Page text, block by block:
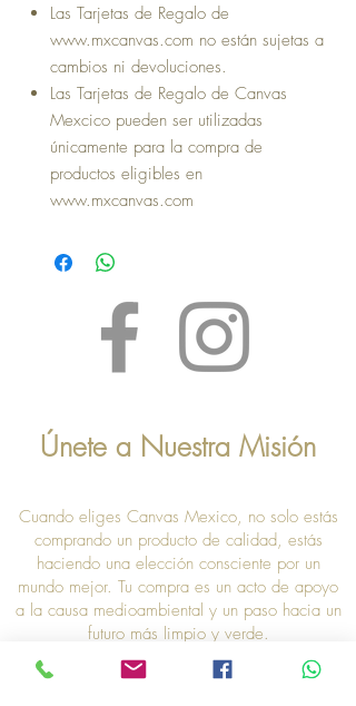
Las Tarjetas de Regalo de
www.mxcanvas.com no están sujetas a
cambios ni devoluciones.
Las Tarjetas de Regalo de Canvas
Mexcico pueden ser utilizadas
únicamente para la compra de
productos eligibles en
www.mxcanvas.com
Únete a Nuestra Misión
Cuando eliges Canvas Mexico, no solo estás
comprando un producto de calidad, estás
haciendo una elección consciente por un
mundo mejor. Tu compra es un acto de apoyo
a la causa medioambiental y un paso hacia un
futuro más limpio y verde.